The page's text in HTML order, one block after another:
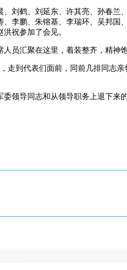
鹤、刘延东、许其亮、孙春兰
李鹏、朱镕基、李瑞环、吴邦国
祝参加了会见。
汇聚在这里，着装整齐，精神
到代表们面前，同前几排同志
领导同志和从领导职务上退下来的